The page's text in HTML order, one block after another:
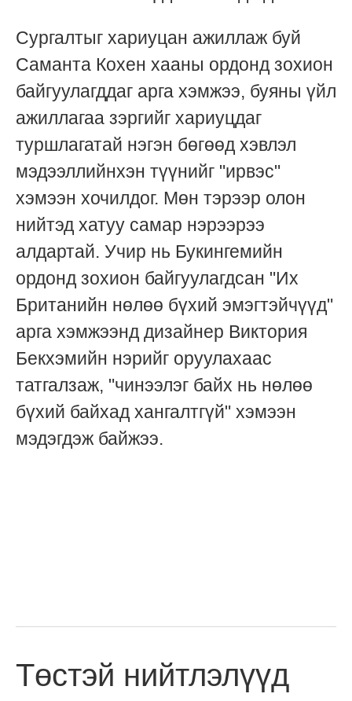
Сургалтыг хариуцан ажиллаж буй
Саманта Кохен хааны ордонд зохион
байгуулагддаг арга хэмжээ, буяны үйл
ажиллагаа зэргийг хариуцдаг
туршлагатай нэгэн бөгөөд хэвлэл
мэдээллийнхэн түүнийг "ирвэс"
хэмээн хочилдог. Мөн тэрээр олон
нийтэд хатуу самар нэрээрээ
алдартай. Учир нь Букингемийн
ордонд зохион байгуулагдсан "Их
Британийн нөлөө бүхий эмэгтэйчүүд"
арга хэмжээнд дизайнер Виктория
Бекхэмийн нэрийг оруулахаас
татгалзаж, "чинээлэг байх нь нөлөө
бүхий байхад хангалтгүй" хэмээн
мэдэгдэж байжээ.
Төстэй нийтлэлүүд